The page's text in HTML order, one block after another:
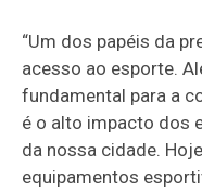
“Um dos papéis da
acesso ao esporte.
fundamental para a
é o alto impacto dos
da nossa cidade.
equipamentos